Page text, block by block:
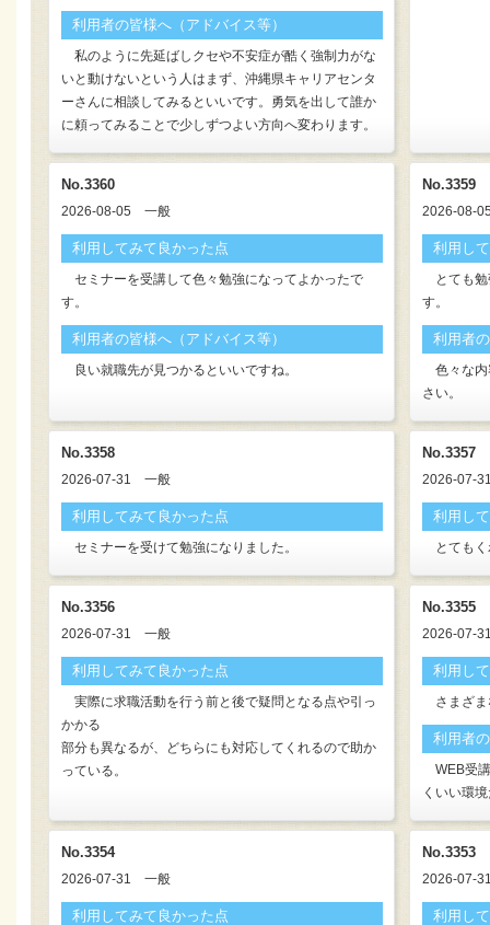
利用者の皆様へ（アドバイス等）
私のように先延ばしクセや不安症が酷く強制力がな
いと動けないという人はまず、沖縄県キャリアセンタ
ーさんに相談してみるといいです。勇気を出して誰か
に頼ってみることで少しずつよい方向へ変わります。
No.3360
2026-08-05 一般
利用してみて良かった点
セミナーを受講して色々勉強になってよかったで
す。
利用者の皆様へ（アドバイス等）
良い就職先が見つかるといいですね。
No.3359
2026-08-
利用し
とても勉
す。
利用者
色々な内
さい。
No.3358
2026-07-31 一般
利用してみて良かった点
セミナーを受けて勉強になりました。
No.3357
2026-07-
利用し
とてもく
No.3356
2026-07-31 一般
利用してみて良かった点
実際に求職活動を行う前と後で疑問となる点や引っ
かかる
部分も異なるが、どちらにも対応してくれるので助か
っている。
No.3355
2026-07-
利用し
さまざま
利用者
WEB受講
くいい環
No.3354
2026-07-31 一般
利用してみて良かった点
No.3353
2026-07-
利用し